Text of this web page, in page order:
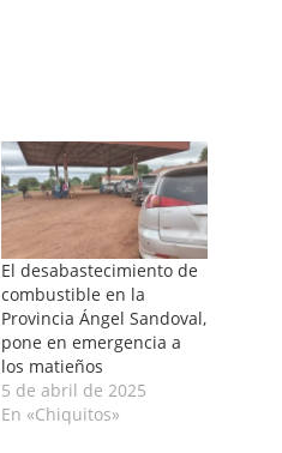
El desabastecimiento de
combustible en la
Provincia Ángel Sandoval,
pone en emergencia a
los matieños
5 de abril de 2025
En «Chiquitos»